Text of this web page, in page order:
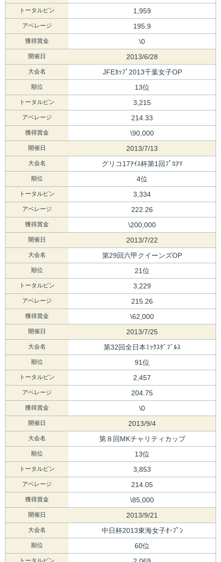
トータルピン 1,959
アベレージ 195.9
獲得賞金 \0
開催日 2013/6/28
大会名 JFEｶｯﾌﾟ2013千葉女子OP
順位 13位
トータルピン 3,215
アベレージ 214.33
獲得賞金 \90,000
開催日 2013/7/13
大会名 グリコ17ｱｲｽ杯第1回ﾌﾟﾛｱﾏ
順位 4位
トータルピン 3,334
アベレージ 222.26
獲得賞金 \200,000
開催日 2013/7/22
大会名 第29回六甲クイーンズOP
順位 21位
トータルピン 3,229
アベレージ 215.26
獲得賞金 \62,000
開催日 2013/7/25
大会名 第32回全日本ﾐｯｸｽﾀﾞﾌﾞﾙｽ
順位 91位
トータルピン 2,457
アベレージ 204.75
獲得賞金 \0
開催日 2013/9/4
大会名 第８回MKチャリティカップ
順位 13位
トータルピン 3,853
アベレージ 214.05
獲得賞金 \85,000
開催日 2013/9/21
大会名 中日杯2013東海女子ｵｰﾌﾟﾝ
順位 60位
トータルピン